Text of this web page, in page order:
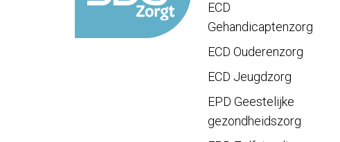
ECD
Gehandicaptenzorg
ECD Ouderenzorg
ECD Jeugdzorg
EPD Geestelijke
gezondheidszorg